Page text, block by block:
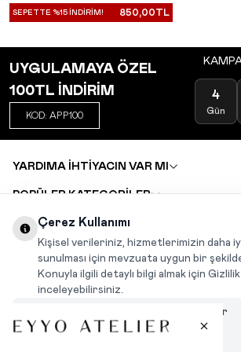
SEPETTE %15 İNDİRİM! 850,00TL
UYGULAMAYA ÖZEL
100TL İNDİRİM
KOD: APP100
4
Gün
YARDIMA İHTİYACIN VAR MI
POPÜLER KATEGORİLER
DEĞİŞİM VE İADE TALEBİ
KARIYER
INSTAGRAM
Çerez Kullanımı
Kişisel verileriniz, hizmetlerimizin daha
sunulması için mevzuata uygun bir
Konuyla ilgili detaylı bilgi almak için Gizlilik
inceleyebilirsiniz.
Çerezleri Özelleştir